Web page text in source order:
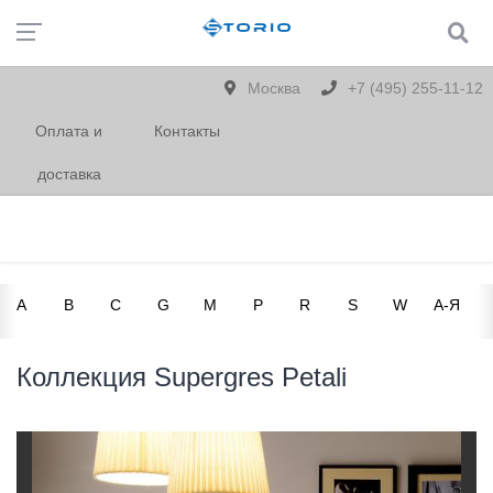
Москва +7 (495) 255-11-12
Оплата и
доставка
Контакты
A B C G M P R S W А-Я
Коллекция Supergres Petali